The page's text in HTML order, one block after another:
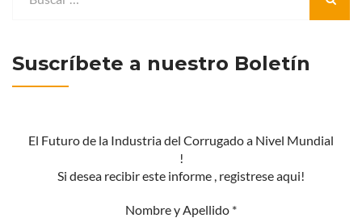
Suscríbete a nuestro Boletín
El Futuro de la Industria del Corrugado a Nivel Mundial
!
Si desea recibir este informe , registrese aqui!
Nombre y Apellido *